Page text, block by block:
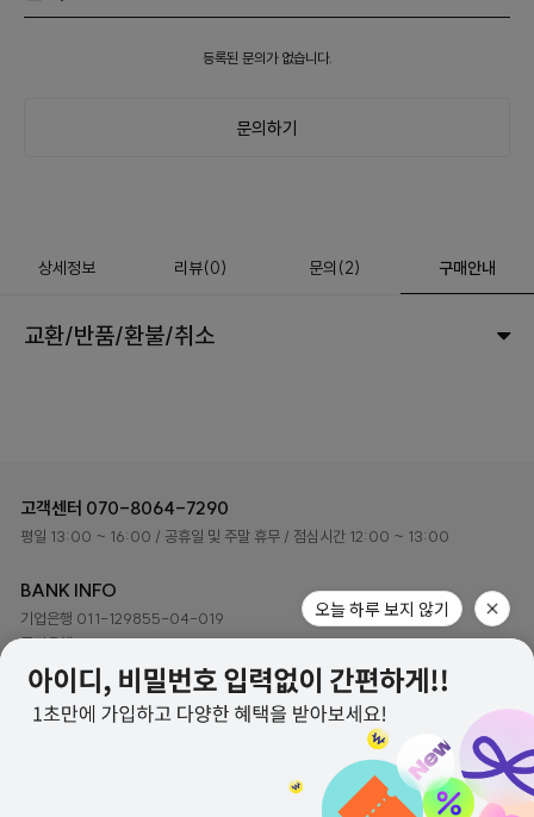
등록된 문의가 없습니다.
문의하기
상세정보 리뷰(0) 문의 (2) 구매안내
교환/반품/환불/취소
고객센터 070-8064-7290
평일 13:00 ~ 16:00 / 공휴일 및 주말 휴무 / 점심시간 12:00 ~ 13:00
BANK INFO
기업은행 011-129855-04-019
국민은행 048401-04-216079
예금주 ㈜하이로이 디자인
(주)하이로이디자인 사업자정보
고객센터